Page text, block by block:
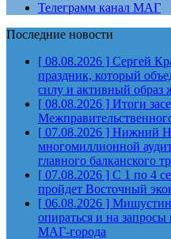
Телеграмм канал МАГ
Последние новости
[ 08.08.2026 ] Сергей
праздник, который
силу и активный образ
[ 08.08.2026 ] Итоги
[ 07.08.2026 ] Нижний
многомиллионной
главного балканского
[ 07.08.2026 ] С 1 по 4
пройдет Восточный
[ 06.08.2026 ]
опираться и на
МАГ-города